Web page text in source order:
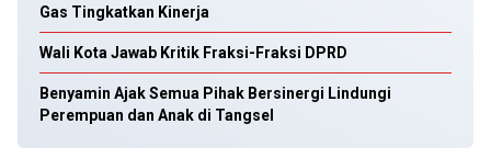
Gas Tingkatkan Kinerja
Wali Kota Jawab Kritik Fraksi-Fraksi DPRD
Benyamin Ajak Semua Pihak Bersinergi Lindungi
Perempuan dan Anak di Tangsel